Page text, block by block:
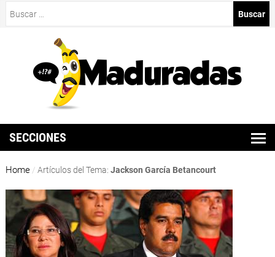
SECCIONES
Home / Artículos del Tema: Jackson García Betancourt